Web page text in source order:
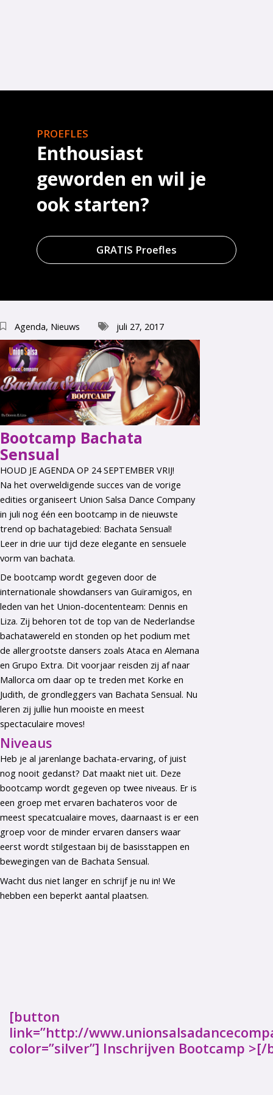
PROEFLES
Enthousiast
geworden en wil je
ook starten?
GRATIS Proefles
Agenda, Nieuws juli 27, 2017
Bootcamp Bachata
Sensual
HOUD JE AGENDA OP 24 SEPTEMBER VRIJ!
Na het overweldigende succes van de vorige
edities organiseert Union Salsa Dance Company
in juli nog één een bootcamp in de nieuwste
trend op bachatagebied: Bachata Sensual!
Leer in drie uur tijd deze elegante en sensuele
vorm van bachata.
De bootcamp wordt gegeven door de
internationale showdansers van Guïramigos, en
leden van het Union-docententeam: Dennis en
Liza. Zij behoren tot de top van de Nederlandse
bachatawereld en stonden op het podium met
de allergrootste dansers zoals Ataca en Alemana
en Grupo Extra. Dit voorjaar reisden zij af naar
Mallorca om daar op te treden met Korke en
Judith, de grondleggers van Bachata Sensual. Nu
leren zij jullie hun mooiste en meest
spectaculaire moves!
Niveaus
Heb je al jarenlange bachata-ervaring, of juist
nog nooit gedanst? Dat maakt niet uit. Deze
bootcamp wordt gegeven op twee niveaus. Er is
een groep met ervaren bachateros voor de
meest specatcualaire moves, daarnaast is er een
groep voor de minder ervaren dansers waar
eerst wordt stilgestaan bij de basisstappen en
bewegingen van de Bachata Sensual.
Wacht dus niet langer en schrijf je nu in! We
hebben een beperkt aantal plaatsen.
[button
link=”http://
color=”silver”] Inschrijven Bootcamp